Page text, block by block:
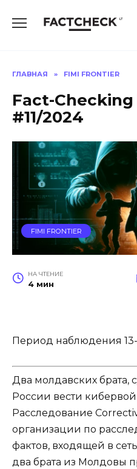
ГЛАВНАЯ » FIMI FRONTIER
Fact-
#11/2024
FIMI FRONTIER
НА ЧТЕНИЕ
4 мин
Период наблюдения
Два молдавских брата,
России вести
Расследование
организации по
фактов, входящей в
два брата из Молдовы